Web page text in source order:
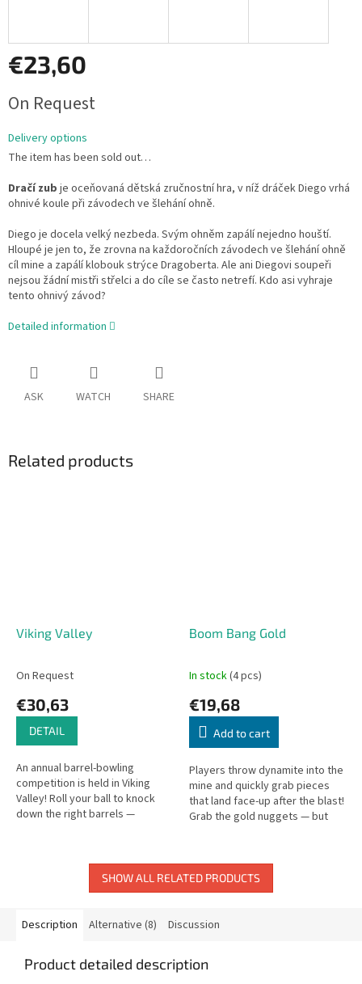
€23,60
price:
On Request
Delivery options
The item has been sold out…
Dračí zub je oceňovaná dětská zručnostní hra, v níž dráček Diego vrhá
ohnivé koule při závodech ve šlehání ohně.
Diego je docela velký nezbeda. Svým ohněm zapálí nejedno houští.
Hloupé je jen to, že zrovna na každoročních závodech ve šlehání ohně
cíl mine a zapálí klobouk strýce Dragoberta. Ale ani Diegovi soupeři
nejsou žádní mistři střelci a do cíle se často netrefí. Kdo asi vyhraje
tento ohnivý závod?
Detailed information
ASK WATCH SHARE
Related products
Viking Valley
On Request
€30,63
DETAIL
An annual barrel-bowling
competition is held in Viking
Valley! Roll your ball to knock
down the right barrels —
Boom Bang Gold
In stock(4 pcs)
€19,68
Add to cart
Players throw dynamite into the
mine and quickly grab pieces
that land face-up after the blast!
Grab the gold nuggets — but
SHOW ALL RELATED PRODUCTS
Description Alternative (8) Discussion
Product detailed description